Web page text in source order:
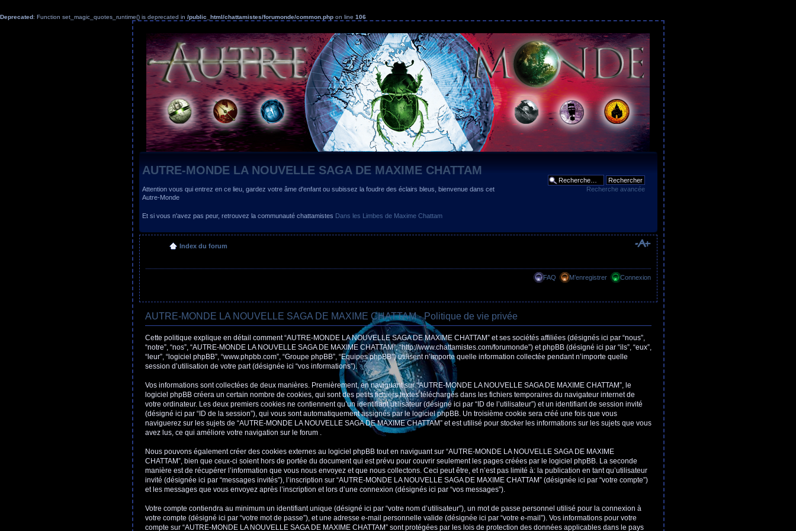
Deprecated: Function set_magic_quotes_runtime() is deprecated in /public_html/chattamistes/forumonde/common.php on line 106
AUTRE-MONDE LA NOUVELLE SAGA DE MAXIME CHATTAM
Attention vous qui entrez en ce lieu, gardez votre âme d'enfant ou subissez la foudre des éclairs bleus, bienvenue dans cet
Autre-Monde
Et si vous n'avez pas peur, retrouvez la communauté chattamistes Dans les Limbes de Maxime Chattam
Recherche avancée
Index du forum
FAQ M’enregistrer Connexion
AUTRE-MONDE LA NOUVELLE SAGA DE MAXIME CHATTAM - Politique de vie privée
Cette politique explique en détail comment “AUTRE-MONDE LA NOUVELLE SAGA DE MAXIME CHATTAM” et ses sociétés affiliées (désignés ici par “nous”,
“notre”, “nos”, “AUTRE-MONDE LA NOUVELLE SAGA DE MAXIME CHATTAM”, “http://www.chattamistes.com/forumonde”) et phpBB (désigné ici par “ils”, “eux”,
“leur”, “logiciel phpBB”, “www.phpbb.com”, “Groupe phpBB”, “Equipes phpBB”) utilisent n’importe quelle information collectée pendant n’importe quelle
session d’utilisation de votre part (désignée ici “vos informations”).
Vos informations sont collectées de deux manières. Premièrement, en naviguant sur “AUTRE-MONDE LA NOUVELLE SAGA DE MAXIME CHATTAM”, le
logiciel phpBB créera un certain nombre de cookies, qui sont des petits fichiers textes téléchargés dans les fichiers temporaires du navigateur internet de
votre ordinateur. Les deux premiers cookies ne contiennent qu’un identifiant utilisateur (désigné ici par “ID de l’utilisateur”) et un identifiant de session invité
(désigné ici par “ID de la session”), qui vous sont automatiquement assignés par le logiciel phpBB. Un troisième cookie sera créé une fois que vous
naviguerez sur les sujets de “AUTRE-MONDE LA NOUVELLE SAGA DE MAXIME CHATTAM” et est utilisé pour stocker les informations sur les sujets que vous
avez lus, ce qui améliore votre navigation sur le forum .
Nous pouvons également créer des cookies externes au logiciel phpBB tout en naviguant sur “AUTRE-MONDE LA NOUVELLE SAGA DE MAXIME
CHATTAM”, bien que ceux-ci soient hors de portée du document qui est prévu pour couvrir seulement les pages créées par le logiciel phpBB. La seconde
manière est de récupérer l’information que vous nous envoyez et que nous collectons. Ceci peut être, et n’est pas limité à: la publication en tant qu’utilisateur
invité (désignée ici par “messages invités”), l’inscription sur “AUTRE-MONDE LA NOUVELLE SAGA DE MAXIME CHATTAM” (désignée ici par “votre compte”)
et les messages que vous envoyez après l’inscription et lors d’une connexion (désignés ici par “vos messages”).
Votre compte contiendra au minimum un identifiant unique (désigné ici par “votre nom d’utilisateur”), un mot de passe personnel utilisé pour la connexion à
votre compte (désigné ici par “votre mot de passe”), et une adresse e-mail personnelle valide (désignée ici par “votre e-mail”). Vos informations pour votre
compte sur “AUTRE-MONDE LA NOUVELLE SAGA DE MAXIME CHATTAM” sont protégées par les lois de protection des données applicables dans le pays